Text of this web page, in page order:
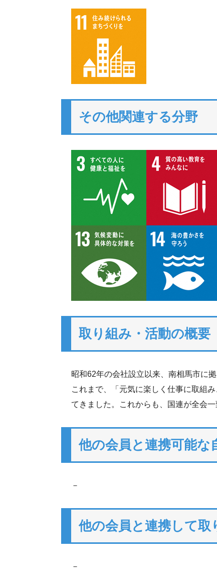
その他関連する分野
取り組み・活動の概要
昭和62年の会社設立以来、南相馬市に
これまで、「元気に楽しく仕事に取組
てきました。これからも、国連が全会
他の会員と連携可能な
－
他の会員と連携して取
－